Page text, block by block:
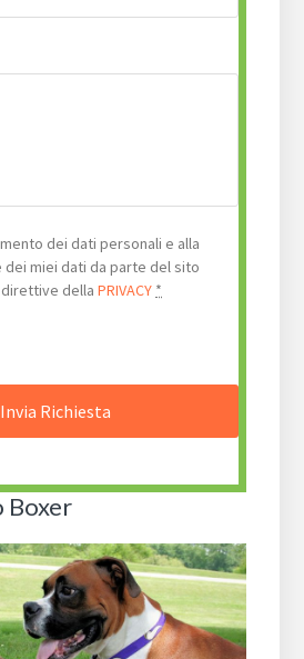
dei dati personali e alla
dei miei dati da parte del sito
direttive dellaPRIVACY *
Boxer